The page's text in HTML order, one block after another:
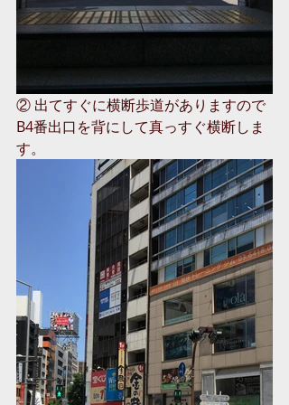
② 出てすぐに横断歩道がありますので
B4番出口を背にして真っすぐ横断しま
す。